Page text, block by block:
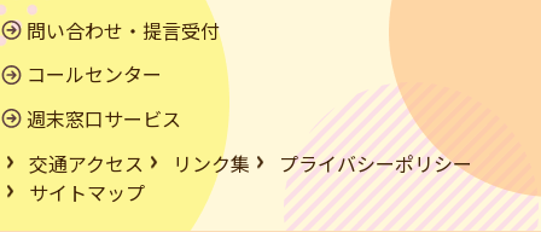
問い合わせ・提言受付
コールセンター
週末窓口サービス
交通アクセス
リンク集
プライバシーポリシー
サイトマップ